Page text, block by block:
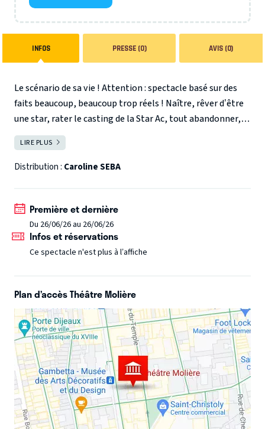
INFOS PRESSE (0) AVIS (0)
Le scénario de sa vie ! Attention : spectacle basé sur des
faits beaucoup, beaucoup trop réels ! Naître, rêver d’être
une star, rater le casting de la Star Ac, tout abandonner,
vous raconter tout ça sur scène : check !
en tant que GO et cheffe de village en club de vacances,
elle décide de tout quitter (enfin, le covid l’a bien aidée) et
Dubernet…) et les plateaux d’artistes.
remporte le Prix du Public du Concours National
Kandidator puis de nombreux prix (Festival Rire sans
Frontières, Festival Poul’rire 2023…), depuis, elle sillonne
pour peaufiner son jeu et son spectacle. 2026 est
en tournée !
LIRE PLUS
Distribution : Caroline SEBA
Première et dernière
Du 26/06/26 au 26/06/26
Infos et réservations
Ce spectacle n'est plus à l’affiche
Plan d’accès Théâtre Molière